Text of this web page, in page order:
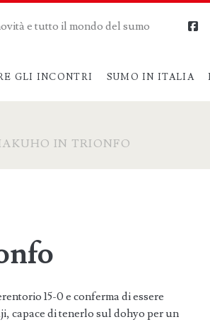
e tutto il mondo del sumo
GLI INCONTRI SUMO IN ITALIA
IN TRIONFO
15-0 e conferma di essere
capace di tenerlo sul dohyo per un